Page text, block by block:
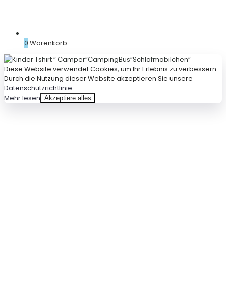
0 Warenkorb
Diese Website verwendet Cookies, um Ihr Erlebnis zu verbessern.
Durch die Nutzung dieser Website akzeptieren Sie unsere
Datenschutzrichtlinie.
Mehr lesen Akzeptiere alles